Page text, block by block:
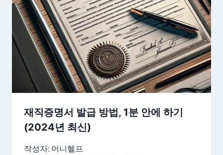
재직증명서 발급 방법, 1분 안에 하기
(2024년 최신)
작성자: 머니헬프